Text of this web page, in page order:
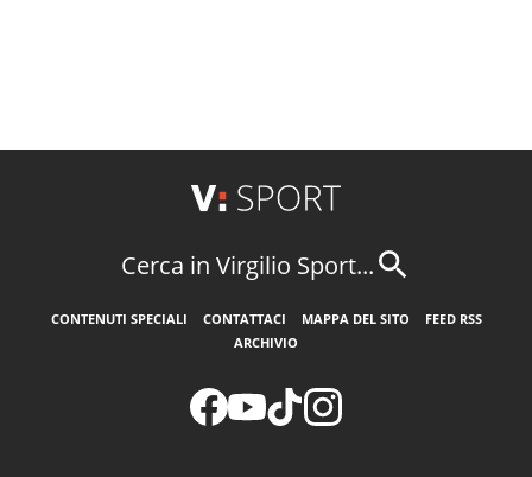
Cerca in Virgilio Sport...
CONTENUTI SPECIALI CONTATTACI MAPPA DEL SITO
FEED RSS
ARCHIVIO